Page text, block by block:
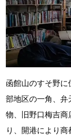
函館山のすそ野
部地区の一角、
物、旧野口梅吉商
り、開港により